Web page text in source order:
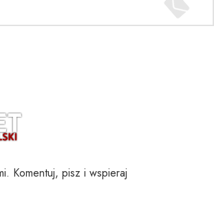
Komentuj, pisz i wspieraj